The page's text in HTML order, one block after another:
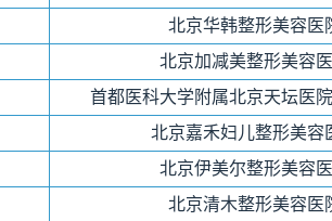
北京华韩整形美容医
北京加减美整形美容
首都医科大学附属北京天坛医
北京嘉禾妇儿整形美容
北京伊美尔整形美容
北京清木整形美容医